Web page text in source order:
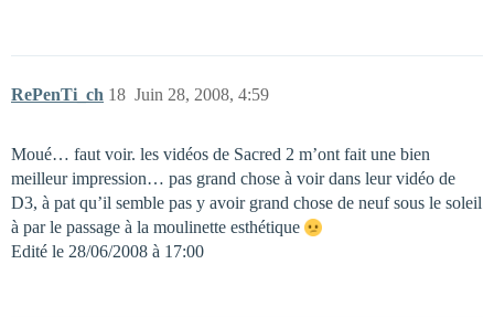
RePenTi_ch Juin 28, 2008, 4:59
18
Moué… faut voir. les vidéos de Sacred 2 m’ont fait une bien
meilleur impression… pas grand chose à voir dans leur vidéo de
D3, à pat qu’il semble pas y avoir grand chose de neuf sous le soleil
à par le passage à la moulinette esthétique
Edité le 28/06/2008 à 17:00